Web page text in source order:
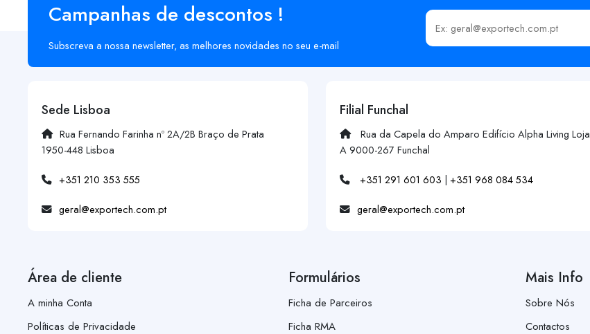
Campanhas de descontos !
Subscreva a nossa newsletter, as melhores novidades no seu e-mail
Insira o seu email
Sede Lisboa
Rua Fernando Farinha nº 2A/2B Braço de Prata
1950-448 Lisboa
+351 210 353 555
geral@exportech.com.pt
Filial Funchal
Rua da Capela do Amparo Edifício Alpha Living Loja
A 9000-267 Funchal
+351 291 601 603 | +351 968 084 534
geral@exportech.com.pt
Área de cliente
A minha Conta
Políticas de Privacidade
Formulários
Ficha de Parceiros
Ficha RMA
Mais Info
Sobre Nós
Contactos